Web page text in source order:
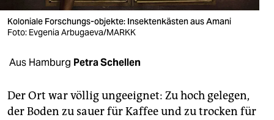
verlag
veranstaltungen
shop
unterstützen
Koloniale Forschungs-objekte: Insektenkästen aus Amani
Foto: Evgenia Arbugaeva/MARKK
Aus Hamburg Petra Schellen
Der Ort war völlig ungeeignet: Zu hoch gelegen,
der Boden zu sauer für Kaffee und zu trocken für